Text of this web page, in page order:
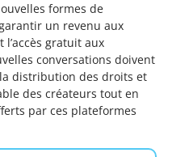
formes de
un revenu aux
gratuit aux
conversations doivent
distribution des droits et
des créateurs tout en
par ces plateformes